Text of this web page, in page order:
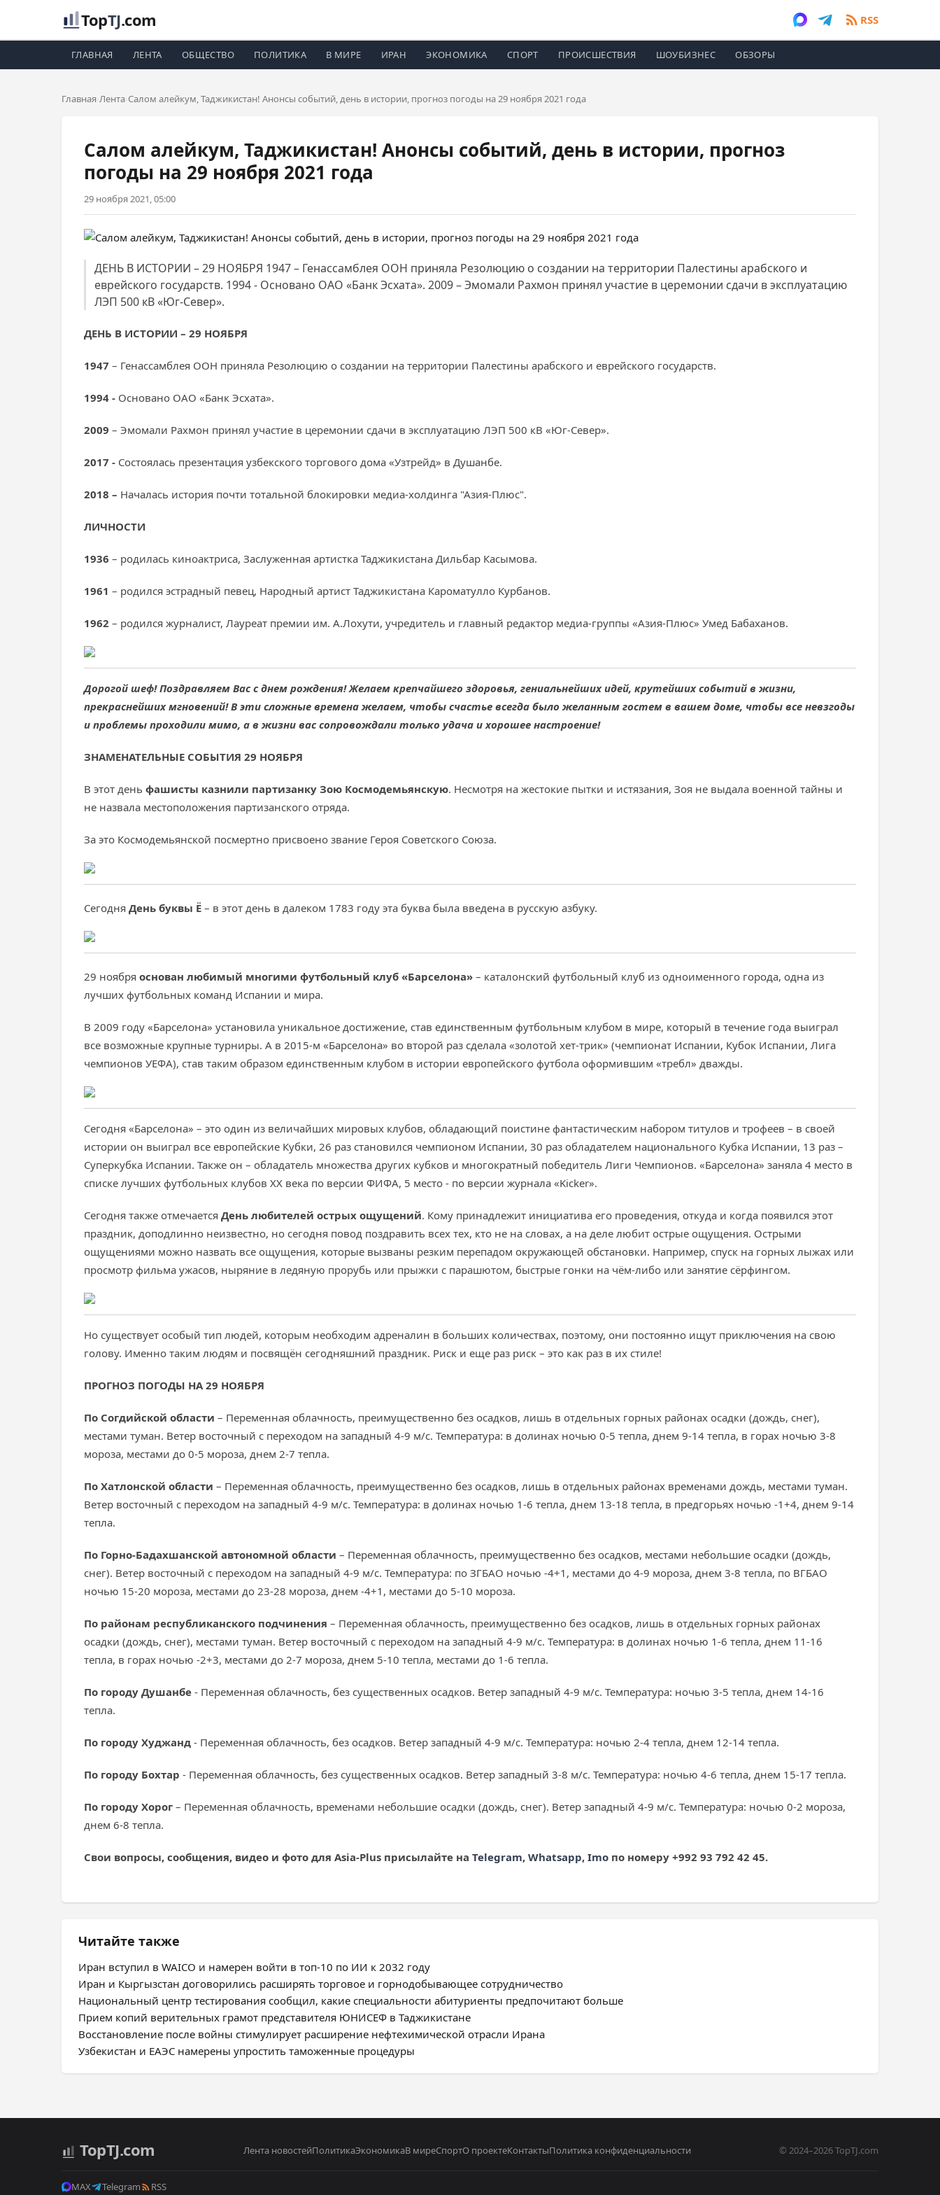
TopTJ.com RSS
ГЛАВНАЯ ЛЕНТА ОБЩЕСТВО ПОЛИТИКА В МИРЕ ИРАН ЭКОНОМИКА СПОРТ ПРОИСШЕСТВИЯ ШОУБИЗНЕС ОБЗОРЫ
Главная Лента Салом алейкум, Таджикистан! Анонсы событий, день в истории, прогноз погоды на 29 ноября 2021 года
Салом алейкум, Таджикистан! Анонсы событий, день в истории, прогноз
погоды на 29 ноября 2021 года
29 ноября 2021, 05:00
ДЕНЬ В ИСТОРИИ – 29 НОЯБРЯ 1947 – Генассамблея ООН приняла Резолюцию о создании на территории Палестины арабского и
еврейского государств. 1994 - Основано ОАО «Банк Эсхата». 2009 – Эмомали Рахмон принял участие в церемонии сдачи в эксплуатацию
ЛЭП 500 кВ «Юг-Север».
ДЕНЬ В ИСТОРИИ – 29 НОЯБРЯ
1947 – Генассамблея ООН приняла Резолюцию о создании на территории Палестины арабского и еврейского государств.
1994 - Основано ОАО «Банк Эсхата».
2009 – Эмомали Рахмон принял участие в церемонии сдачи в эксплуатацию ЛЭП 500 кВ «Юг-Север».
2017 - Состоялась презентация узбекского торгового дома «Узтрейд» в Душанбе.
2018 – Началась история почти тотальной блокировки медиа-холдинга "Азия-Плюс".
ЛИЧНОСТИ
1936 – родилась киноактриса, Заслуженная артистка Таджикистана Дильбар Касымова.
1961 – родился эстрадный певец, Народный артист Таджикистана Кароматулло Курбанов.
1962 – родился журналист, Лауреат премии им. А.Лохути, учредитель и главный редактор медиа-группы «Азия-Плюс» Умед Бабаханов.
Дорогой шеф! Поздравляем Вас с днем рождения! Желаем крепчайшего здоровья, гениальнейших идей, крутейших событий в жизни,
прекраснейших мгновений! В эти сложные времена желаем, чтобы счастье всегда было желанным гостем в вашем доме, чтобы все невзгоды
и проблемы проходили мимо, а в жизни вас сопровождали только удача и хорошее настроение!
ЗНАМЕНАТЕЛЬНЫЕ СОБЫТИЯ 29 НОЯБРЯ
В этот день фашисты казнили партизанку Зою Космодемьянскую. Несмотря на жестокие пытки и истязания, Зоя не выдала военной тайны и
не назвала местоположения партизанского отряда.
За это Космодемьянской посмертно присвоено звание Героя Советского Союза.
Сегодня День буквы Ё – в этот день в далеком 1783 году эта буква была введена в русскую азбуку.
29 ноября основан любимый многими футбольный клуб «Барселона» – каталонский футбольный клуб из одноименного города, одна из
лучших футбольных команд Испании и мира.
В 2009 году «Барселона» установила уникальное достижение, став единственным футбольным клубом в мире, который в течение года выиграл
все возможные крупные турниры. А в 2015-м «Барселона» во второй раз сделала «золотой хет-трик» (чемпионат Испании, Кубок Испании, Лига
чемпионов УЕФА), став таким образом единственным клубом в истории европейского футбола оформившим «требл» дважды.
Сегодня «Барселона» – это один из величайших мировых клубов, обладающий поистине фантастическим набором титулов и трофеев – в своей
истории он выиграл все европейские Кубки, 26 раз становился чемпионом Испании, 30 раз обладателем национального Кубка Испании, 13 раз –
Суперкубка Испании. Также он – обладатель множества других кубков и многократный победитель Лиги Чемпионов. «Барселона» заняла 4 место в
списке лучших футбольных клубов XX века по версии ФИФА, 5 место - по версии журнала «Kicker».
Сегодня также отмечается День любителей острых ощущений. Кому принадлежит инициатива его проведения, откуда и когда появился этот
праздник, доподлинно неизвестно, но сегодня повод поздравить всех тех, кто не на словах, а на деле любит острые ощущения. Острыми
ощущениями можно назвать все ощущения, которые вызваны резким перепадом окружающей обстановки. Например, спуск на горных лыжах или
просмотр фильма ужасов, ныряние в ледяную прорубь или прыжки с парашютом, быстрые гонки на чём-либо или занятие сёрфингом.
Но существует особый тип людей, которым необходим адреналин в больших количествах, поэтому, они постоянно ищут приключения на свою
голову. Именно таким людям и посвящён сегодняшний праздник. Риск и еще раз риск – это как раз в их стиле!
ПРОГНОЗ ПОГОДЫ НА 29 НОЯБРЯ
По Согдийской области – Переменная облачность, преимущественно без осадков, лишь в отдельных горных районах осадки (дождь, снег),
местами туман. Ветер восточный с переходом на западный 4-9 м/с. Температура: в долинах ночью 0-5 тепла, днем 9-14 тепла, в горах ночью 3-8
мороза, местами до 0-5 мороза, днем 2-7 тепла.
По Хатлонской области – Переменная облачность, преимущественно без осадков, лишь в отдельных районах временами дождь, местами туман.
Ветер восточный с переходом на западный 4-9 м/с. Температура: в долинах ночью 1-6 тепла, днем 13-18 тепла, в предгорьях ночью -1+4, днем 9-14
тепла.
По Горно-Бадахшанской автономной области – Переменная облачность, преимущественно без осадков, местами небольшие осадки (дождь,
снег). Ветер восточный с переходом на западный 4-9 м/с. Температура: по ЗГБАО ночью -4+1, местами до 4-9 мороза, днем 3-8 тепла, по ВГБАО
ночью 15-20 мороза, местами до 23-28 мороза, днем -4+1, местами до 5-10 мороза.
По районам республиканского подчинения – Переменная облачность, преимущественно без осадков, лишь в отдельных горных районах
осадки (дождь, снег), местами туман. Ветер восточный с переходом на западный 4-9 м/с. Температура: в долинах ночью 1-6 тепла, днем 11-16
тепла, в горах ночью -2+3, местами до 2-7 мороза, днем 5-10 тепла, местами до 1-6 тепла.
По городу Душанбе - Переменная облачность, без существенных осадков. Ветер западный 4-9 м/с. Температура: ночью 3-5 тепла, днем 14-16
тепла.
По городу Худжанд - Переменная облачность, без осадков. Ветер западный 4-9 м/с. Температура: ночью 2-4 тепла, днем 12-14 тепла.
По городу Бохтар - Переменная облачность, без существенных осадков. Ветер западный 3-8 м/с. Температура: ночью 4-6 тепла, днем 15-17 тепла.
По городу Хорог – Переменная облачность, временами небольшие осадки (дождь, снег). Ветер западный 4-9 м/с. Температура: ночью 0-2 мороза,
днем 6-8 тепла.
Свои вопросы, сообщения, видео и фото для Asia-Plus присылайте на Telegram, Whatsapp, Imo по номеру +992 93 792 42 45.
Читайте также
Иран вступил в WAICO и намерен войти в топ-10 по ИИ к 2032 году
Иран и Кыргызстан договорились расширять торговое и горнодобывающее сотрудничество
Национальный центр тестирования сообщил, какие специальности абитуриенты предпочитают больше
Прием копий верительных грамот представителя ЮНИСЕФ в Таджикистане
Восстановление после войны стимулирует расширение нефтехимической отрасли Ирана
Узбекистан и ЕАЭС намерены упростить таможенные процедуры
TopTJ.com Лента новостейПолитикаЭкономикаВ миреСпортО проектеКонтактыПолитика конфиденциальности © 2024–2026 TopTJ.com
MAX Telegram RSS